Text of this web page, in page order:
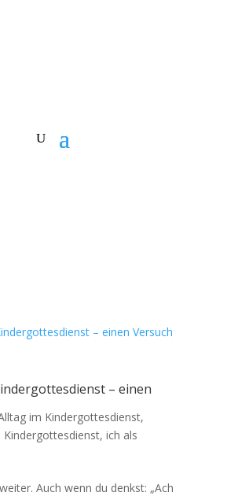
– einen
im Kindergottesdienst,
, ich als
Auch wenn du denkst: „Ach